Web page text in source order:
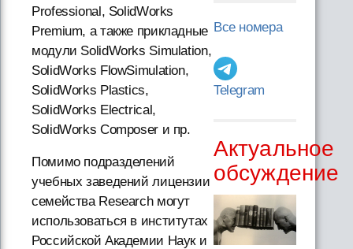
Professional, SolidWorks
Premium, а также прикладные
модули SolidWorks Simulation,
SolidWorks FlowSimulation,
SolidWorks Plastics,
SolidWorks Electrical,
SolidWorks Composer и пр.
Помимо подразделений
учебных заведений лицензии
семейства Research могут
использоваться в институтах
Российской Академии Наук и
Все номера
Telegram
Актуальное
обсуждение